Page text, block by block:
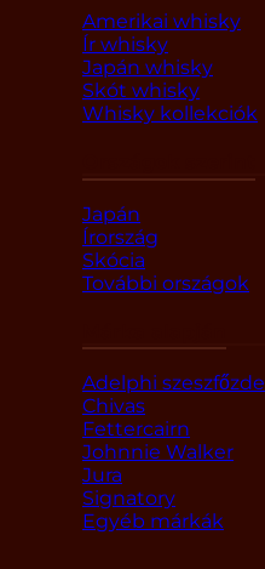
Amerikai whisky
Ír whisky
Japán whisky
Skót whisky
Whisky kollekciók
Japán
Írország
Skócia
További országok
Adelphi szeszfőzde
Chivas
Fettercairn
Johnnie Walker
Jura
Signatory
Egyéb márkák